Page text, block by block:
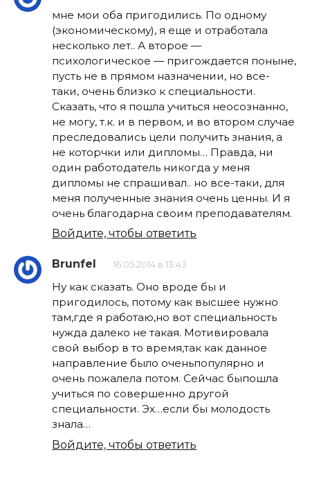
мне мои оба пригодились. По одному
(экономическому), я еще и отработала
несколько лет.. А второе —
психологическое — пригождается поныне,
пусть не в прямом назначении, но все-
таки, очень близко к специальности.
Сказать, что я пошла учиться неосознанно,
не могу, т.к. и в первом, и во втором случае
преследовались цели получить знания, а
не которчки или дипломы… Правда, ни
один работодатель никогда у меня
дипломы не спрашивал.. но все-таки, для
меня полученные знания очень ценны. И я
очень благодарна своим преподавателям.
Войдите, чтобы ответить
Brunfel 16.05.2014 в 13:43
Ну как сказать. Оно вроде бы и
пригодилось, потому как высшее нужно
там,где я работаю,но вот специальность
нужда далеко не такая. Мотивировала
свой выбор в то время,так как данное
направление было оченьпопулярно и
очень пожалела потом. Сейчас быпошла
учиться по совершенно другой
специальности. Эх…если бы молодость
знала…
Войдите, чтобы ответить